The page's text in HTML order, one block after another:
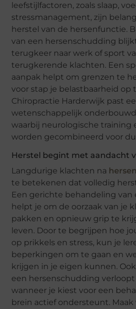
leefstijlfactoren, zoals slaap,
stressmanagement, zijn
herstel van de hersenfunctie.
van een hersenschudding
terugkeer naar werk of sport
terugkerende klachten. Een
aanpak helpt om grenzen te
voor stap je belastbaarheid op
Chiropractie Harderwijk past
wetenschappelijk
waarbij neurologische training
worden gecombineerd voor
Herstel begint met aandacht
Langdurige klachten na
te betekenen dat volledig
Een gerichte behandeling van
helpt je om de oorzaak van je
pakken en opnieuw grip te
leven. Door te begrijpen hoe
op prikkels en stress, kun je
beperkingen om te gaan en
krijgen in je eigen kunnen.
een hersenschudding verloopt
wanneer je kiest voor een
brein actief ondersteunt. Maak